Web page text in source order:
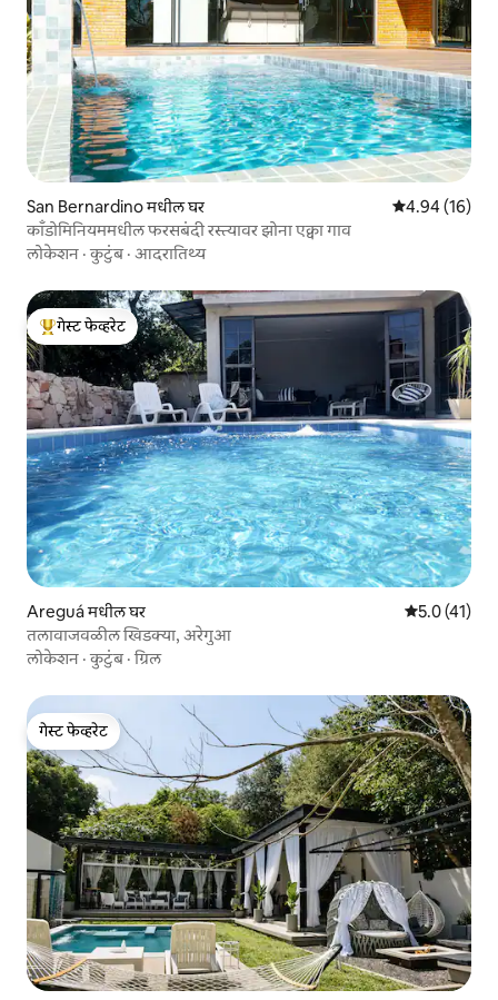
San Bernardino मधील घर 5 पैकी 4.94
4.94 (16)
काँडोमिनियममधील फरसबंदी रस्त्यावर झोना एक्वा गाव
लोकेशन ·कुटुंब· आदरातिथ्य
टॉप गेस्ट फेव्हरेट
गेस्ट फेव्हरेट
Areguá मधील घर 5 पैकी 5.0
5.0 (41)
तलावाजवळील खिडक्या, अरेगुआ
लोकेशन ·कुटुंब·ग्रिल
गेस्ट फेव्हरेट
गेस्ट फेव्हरेट